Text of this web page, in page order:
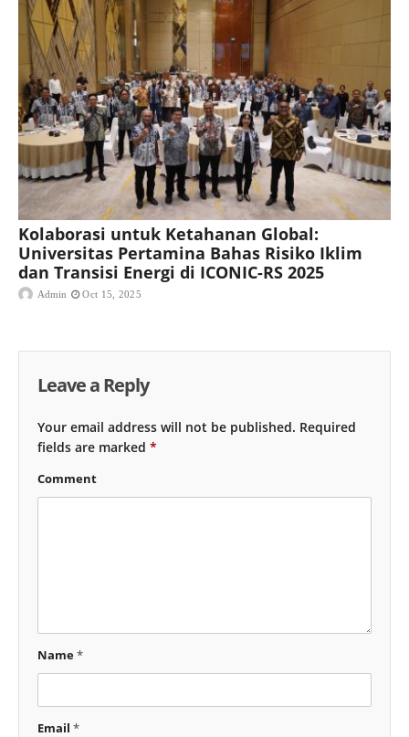
Kolaborasi untuk Ketahanan Global:
Universitas Pertamina Bahas Risiko Iklim
dan Transisi Energi di ICONIC-RS 2025
Admin Oct 15, 2025
Leave a Reply
Your email address will not be published. Required
fields are marked *
Comment
Name*
Email *